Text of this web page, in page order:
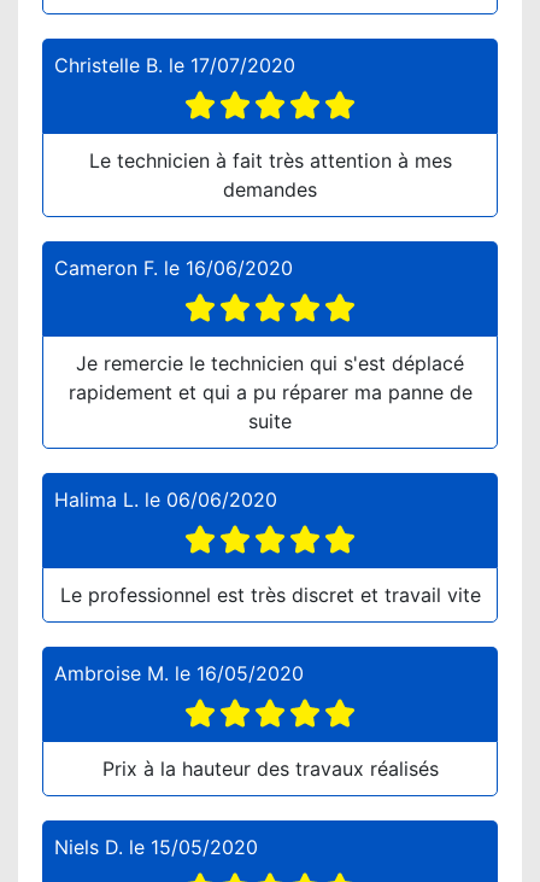
Christelle B. le 17/07/2020
Le technicien à fait très attention à mes
demandes
Cameron F. le 16/06/2020
Je remercie le technicien qui s'est déplacé
rapidement et qui a pu réparer ma panne de
suite
Halima L. le 06/06/2020
Le professionnel est très discret et travail vite
Ambroise M. le 16/05/2020
Prix à la hauteur des travaux réalisés
Niels D. le 15/05/2020